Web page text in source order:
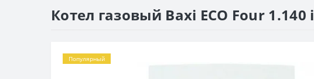
Котел газовый Baxi ECO Four 1.140 i
Популярный